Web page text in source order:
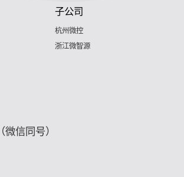
子公司
杭州微控
浙江微智源
微信同号）